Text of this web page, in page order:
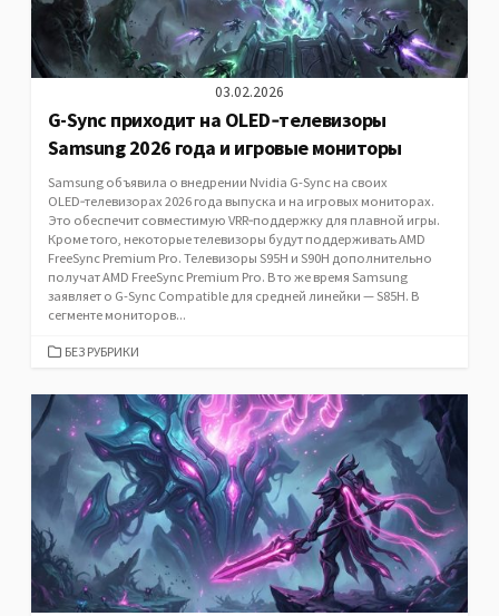
03.02.2026
G-Sync приходит на OLED‑телевизоры
Samsung 2026 года и игровые мониторы
Samsung объявила о внедрении Nvidia G-Sync на своих
OLED‑телевизорах 2026 года выпуска и на игровых мониторах.
Это обеспечит совместимую VRR‑поддержку для плавной игры.
Кроме того, некоторые телевизоры будут поддерживать AMD
FreeSync Premium Pro. Телевизоры S95H и S90H дополнительно
получат AMD FreeSync Premium Pro. В то же время Samsung
заявляет о G-Sync Compatible для средней линейки — S85H. В
сегменте мониторов...
CATEGORIES
БЕЗ РУБРИКИ